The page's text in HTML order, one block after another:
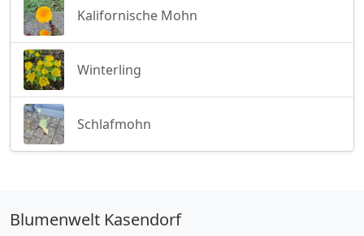
Kalifornische Mohn
Winterling
Schlafmohn
Blumenwelt Kasendorf